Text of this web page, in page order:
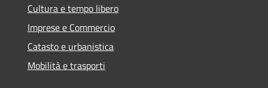
Cultura e tempo libero
Imprese e Commercio
Catasto e urbanistica
Mobilità e trasporti